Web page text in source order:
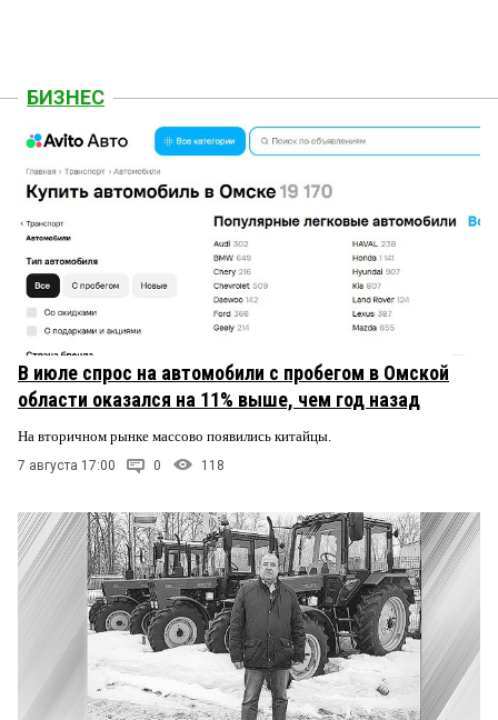
БИЗНЕС
В июле спрос на автомобили с пробегом в Омской
области оказался на 11% выше, чем год назад
На вторичном рынке массово появились китайцы.
7 августа 17:00 0 118